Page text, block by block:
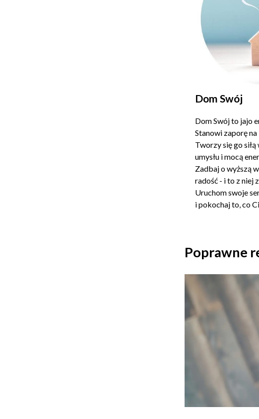
Dom Swój
Dom Swój to jajo
Stanowi zaporę na
Tworzy się go siłą
umysłu i mocą
Zadbaj o wyższą
radość - i to z niej
Uruchom swoje
i pokochaj to, co
Poprawne